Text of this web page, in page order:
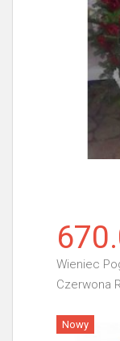
Wieniec
Czerwona
Nowy